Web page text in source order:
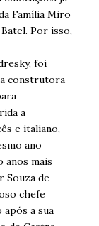
Família Miro
Por isso,
foi
construtora
a
e italiano,
ano
anos mais
Souza de
chefe
a sua